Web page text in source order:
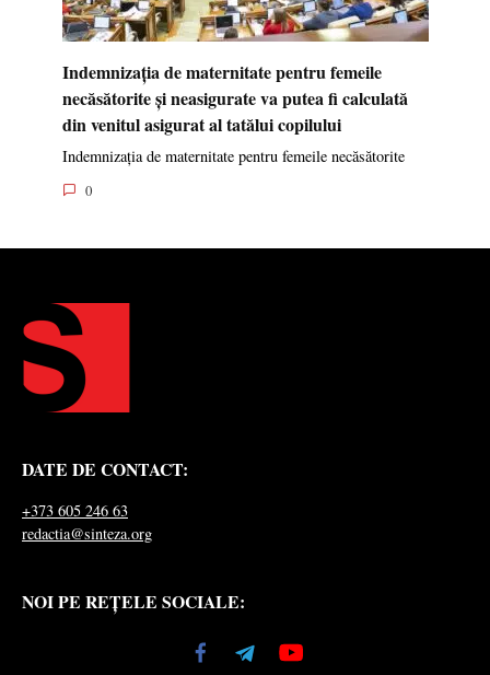
Indemnizația de maternitate pentru femeile
necăsătorite și neasigurate va putea fi calculată
din venitul asigurat al tatălui copilului
Indemnizația de maternitate pentru femeile necăsătorite
0
DATE DE CONTACT:
+373 605 246 63
redactia@sinteza.org
NOI PE REȚELE SOCIALE: